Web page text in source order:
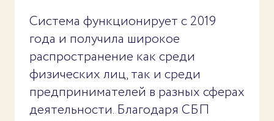
Система функционирует с 2019
года и получила широкое
распространение как среди
физических лиц, так и среди
предпринимателей в разных сферах
деятельности. Благодаря СБП